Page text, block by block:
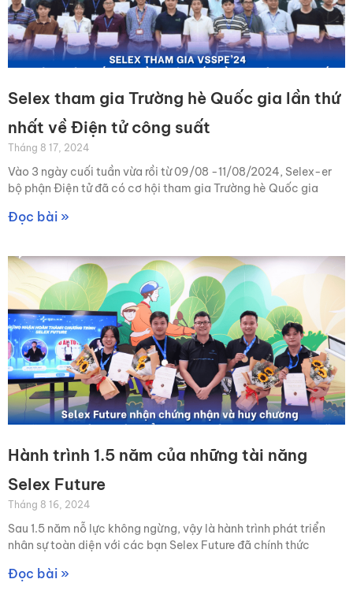
Selex tham gia Trường hè Quốc gia lần thứ
nhất về Điện tử công suất
Tháng 8 17, 2024
Vào 3 ngày cuối tuần vừa rồi từ 09/08 -11/08/2024, Selex-er
bộ phận Điện tử đã có cơ hội tham gia Trường hè Quốc gia
Đọc bài »
Hành trình 1.5 năm của những tài năng
Selex Future
Tháng 8 16, 2024
Sau 1.5 năm nỗ lực không ngừng, vậy là hành trình phát triển
nhân sự toàn diện với các bạn Selex Future đã chính thức
Đọc bài »